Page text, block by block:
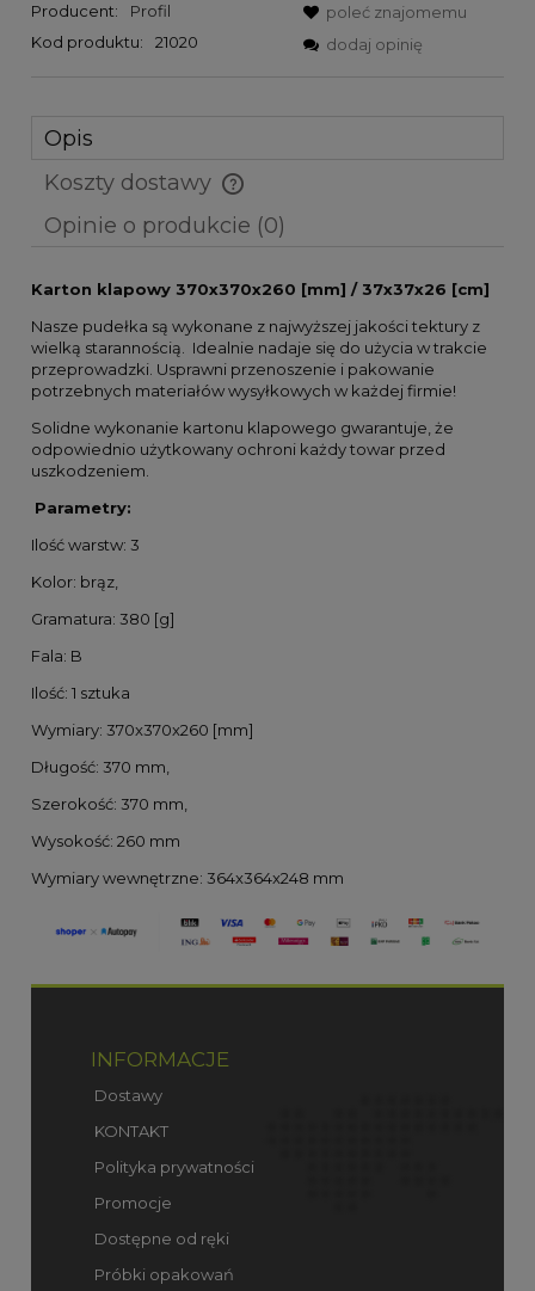
Producent:
Profil
Kod produktu:
21020
poleć znajomemu
dodaj opinię
Opis
Koszty dostawy
Cena nie zawiera ewentualnych kosztów płatności
Opinie o produkcie (0)
Karton klapowy 370x370x260 [mm] / 37x37x26 [cm]
Nasze pudełka są wykonane z najwyższej jakości tektury z
wielką starannością. Idealnie nadaje się do użycia w trakcie
przeprowadzki. Usprawni przenoszenie i pakowanie
potrzebnych materiałów wysyłkowych w każdej firmie!
Solidne wykonanie kartonu klapowego gwarantuje, że
odpowiednio użytkowany ochroni każdy towar przed
uszkodzeniem.
Parametry:
Ilość warstw: 3
Kolor: brąz,
Gramatura: 380 [g]
Fala: B
Ilość: 1 sztuka
Wymiary: 370x370x260 [mm]
Długość: 370 mm,
Szerokość: 370 mm,
Wysokość: 260 mm
Wymiary wewnętrzne: 364x364x248 mm
INFORMACJE
Dostawy
KONTAKT
Polityka prywatności
Promocje
Dostępne od ręki
Próbki opakowań